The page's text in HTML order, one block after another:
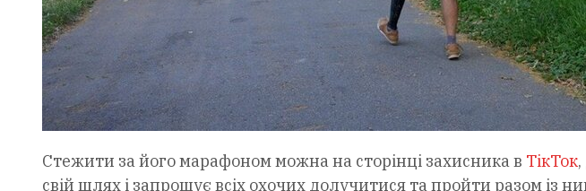
Стежити за його марафоном можна на сторінці захисника в ТікТок,
свій шлях і запрошує всіх охочих долучитися та пройти разом із